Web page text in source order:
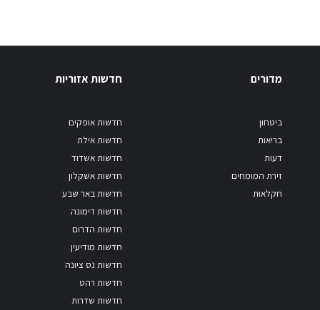
מדורים
ביטחון
בריאות
דעות
זירת המומחים
חקלאות
חדשות אזוריות
חדשות אופקים
חדשות אילת
חדשות אשדוד
חדשות אשקלון
חדשות באר שבע
חדשות דימונה
חדשות הדרום
חדשות מודיעין
חדשות נס ציונה
חדשות רהט
חדשות שדרות